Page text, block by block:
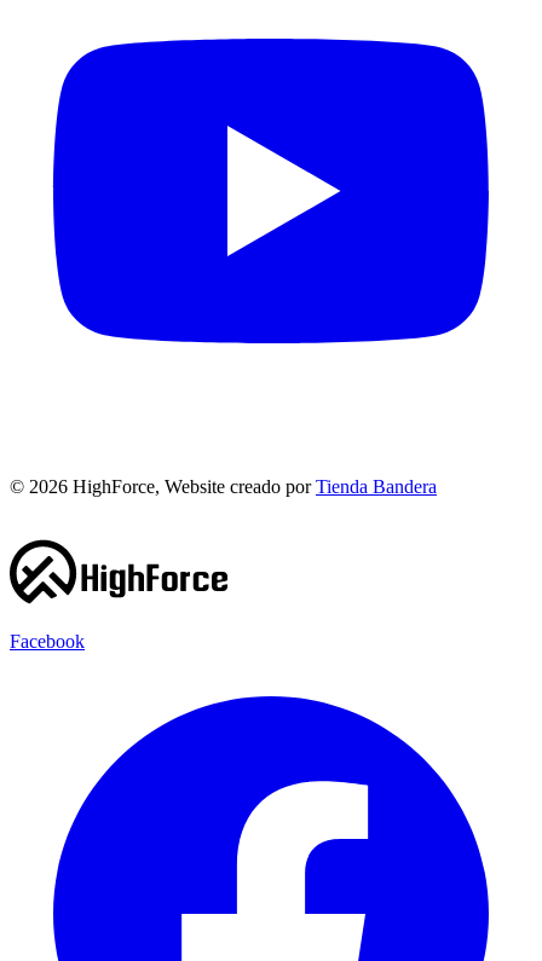
© 2026 HighForce, Website creado por Tienda Bandera
Facebook